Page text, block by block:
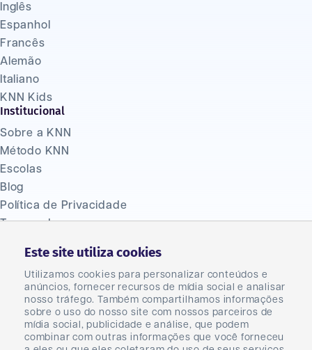
Este site utiliza cookies
Utilizamos cookies para personalizar conteúdos e
anúncios, fornecer recursos de mídia social e analisar
nosso tráfego. Também compartilhamos informações
sobre o uso do nosso site com nossos parceiros de
mídia social, publicidade e análise, que podem
combinar com outras informações que você forneceu
Inglês
Espanhol
Francês
Alemão
Italiano
KNN Kids
Institucional
Sobre a KNN
Método KNN
Escolas
Blog
Política de Privacidade
Termos de uso
(47) 2033 1310
Fale Conosco
Seja um franqueado
Seja um parceiro
Master
Carreiras